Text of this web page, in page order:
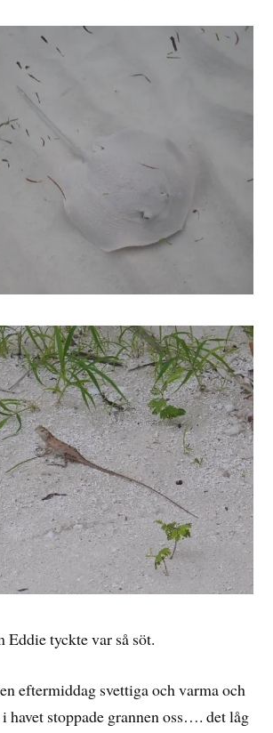
Eddie tyckte var så söt.
eftermiddag svettiga och varma och
havet stoppade grannen oss…. det låg